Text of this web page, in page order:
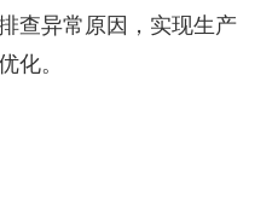
查异常原因，实现生产
化。